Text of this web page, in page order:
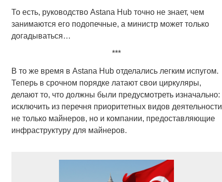
То есть, руководство Astana Hub точно не знает, чем
занимаются его подопечные, а министр может только
догадываться…
***
В то же время в Astana Hub отделались легким испугом.
Теперь в срочном порядке латают свои циркуляры,
делают то, что должны были предусмотреть изначально:
исключить из перечня приоритетных видов деятельности
не только майнеров, но и компании, предоставляющие
инфраструктуру для майнеров.